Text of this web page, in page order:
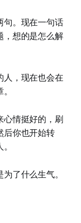
句。现在一句话
，想的是怎么解
人，现在也会在
情挺好的，刷
后你也开始转
了什么生气。